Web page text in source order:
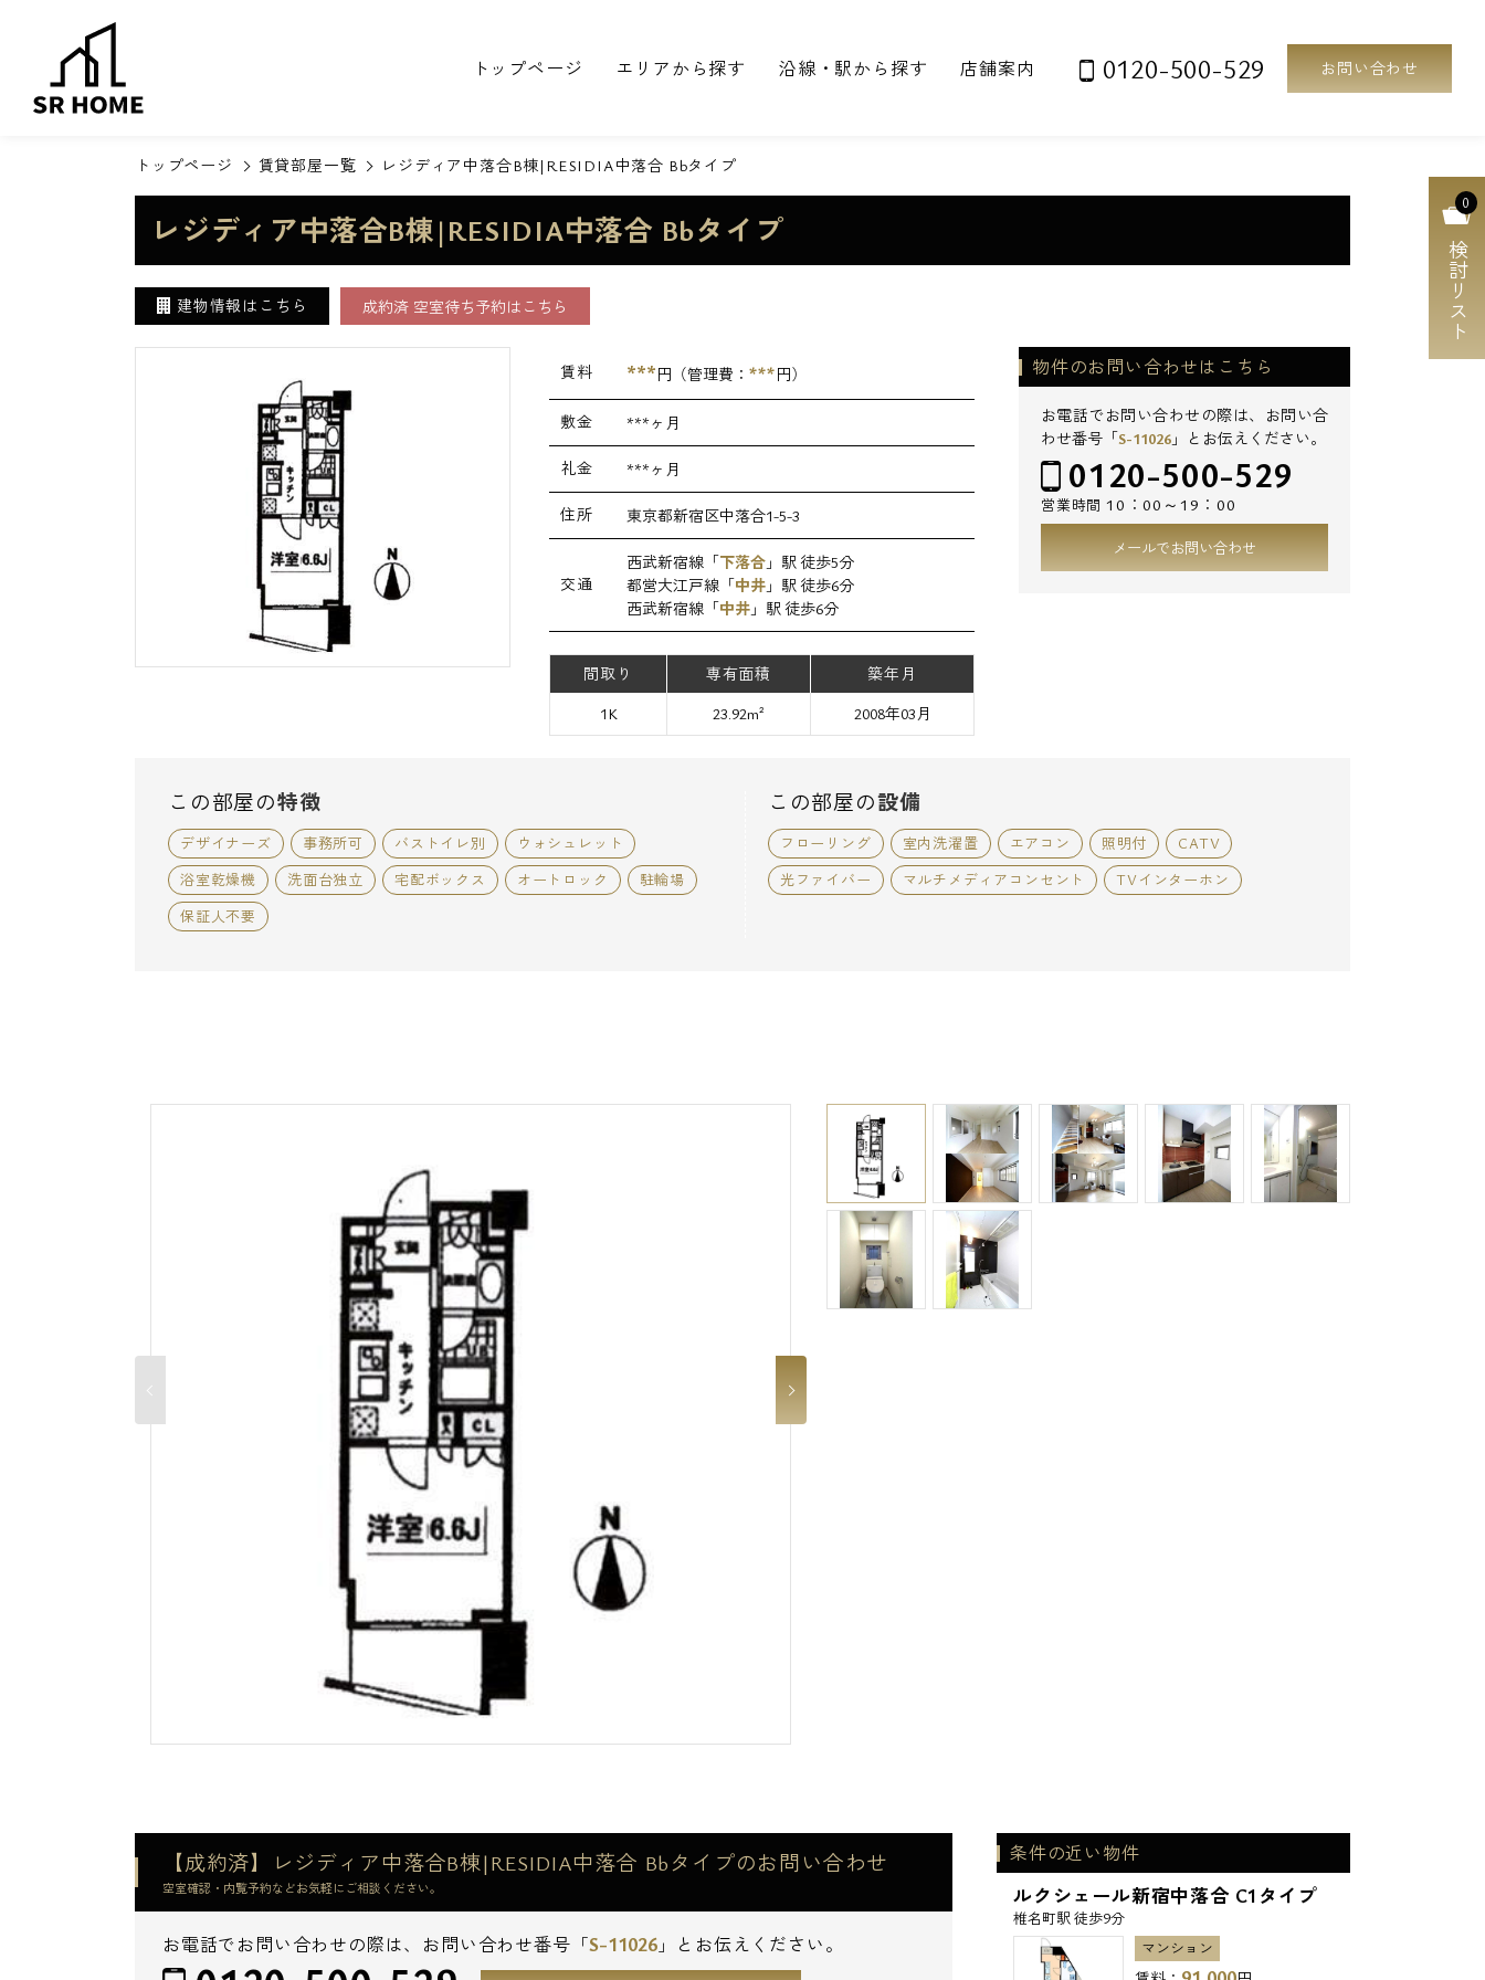
トップページ エリアから探す 沿線・駅から探す 店舗案内 0120-500-529 お問い合わせ
0
検討リスト
トップページ 賃貸部屋一覧 レジディア中落合B棟|RESIDIA中落合 Bbタイプ
レジディア中落合B棟|RESIDIA中落合 Bbタイプ
建物情報はこちら 成約済 空室待ち予約はこちら
賃料 ***円（管理費： ***円）
敷金 ***ヶ月
礼金 ***ヶ月
住所 東京都新宿区中落合1-5-3
交通
西武新宿線「下落合 」駅 徒歩5分
都営大江戸線「中井 」駅 徒歩6分
西武新宿線「中井 」駅 徒歩6分
間取り 専有面積
築年月
1K
23.92m² 2008年03月
物件のお問い合わせはこちら
お電話でお問い合わせの際は、お問い合
わせ番号「S-11026 」とお伝えください。
0120-500-529
営業時間 10：00～19：00
メールでお問い合わせ
この部屋の特徴
デザイナーズ 事務所可 バストイレ別
ウォシュレット
浴室乾燥機
洗面台独立 宅配ボックス オートロック
駐輪場
保証人不要
この部屋の設備
フローリング 室内洗濯置 エアコン 照明付
CATV
光ファイバー
マルチメディアコンセント TVインターホン
【成約済】レジディア中落合B棟|RESIDIA中落合 Bbタイプのお問い合わせ
空室確認・内覧予約などお気軽にご相談ください。
お電話でお問い合わせの際は、お問い合わせ番号「S-11026 」とお伝えください。
条件の近い物件
ルクシェール新宿中落合 C1タイプ
椎名町駅 徒歩9分
マンション